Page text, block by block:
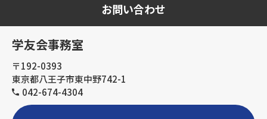
お問い合わせ
学友会事務室
〒192-0393
東京都八王子市東中野742-1
042-674-4304